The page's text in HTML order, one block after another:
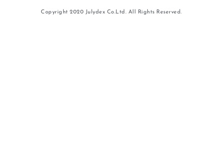
Copyright 2020 Julydex Co.Ltd. All Rights Reserved.